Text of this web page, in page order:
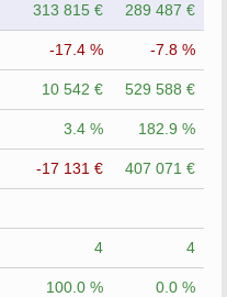
313 815 € 289 487 €
-17.4 % -7.8 %
10 542 € 529 588 €
3.4 % 182.9 %
-17 131 € 407 071 €
4 4
100.0 %
0.0 %